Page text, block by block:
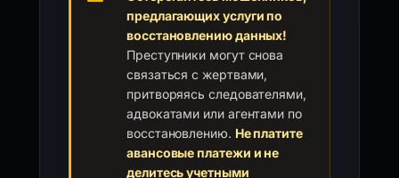
предлагающих услуги по
восстановлению данных!
Преступники могут снова
связаться с жертвами,
притворяясь следователями,
адвокатами или агентами по
восстановлению. Не платите
авансовые платежи и не
делитесь учетными